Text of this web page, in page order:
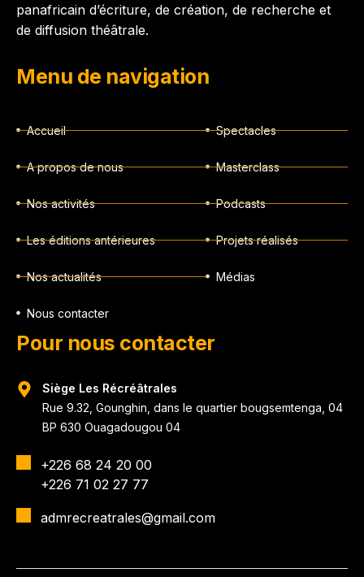
panafricain d’écriture, de création, de recherche et
de diffusion théâtrale.
Menu de navigation
Accueil
A propos de nous
Nos activités
Les éditions antérieures
Nos actualités
Nous contacter
Spectacles
Masterclass
Podcasts
Projets réalisés
Médias
Pour nous contacter
Siège Les Récréâtrales
Rue 9.32, Gounghin, dans le quartier bougsemtenga, 04
BP 630 Ouagadougou 04
+226 68 24 20 00
+226 71 02 27 77
admrecreatrales@gmail.com